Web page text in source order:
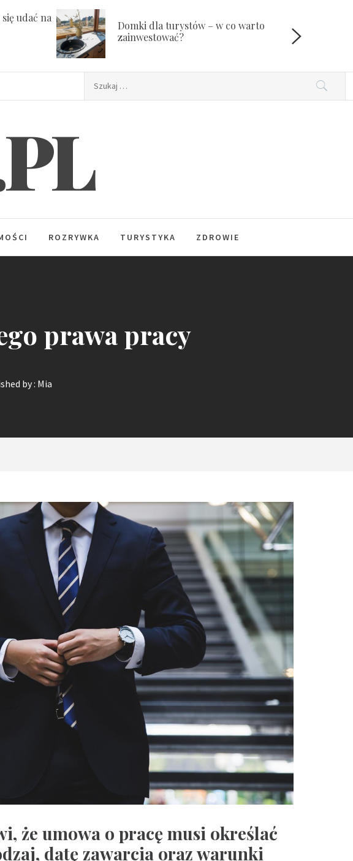
udać na
Domki dla turystów – w co warto
zainwestować?
ROZRYWKA TURYSTYKA ZDROWIE
prawa pracy
by : Mia
że umowa o pracę musi określać
datę zawarcia oraz warunki